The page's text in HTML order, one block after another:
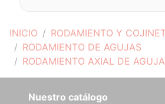
INICIO
RODAMIENTO Y
RODAMIENTO DE AGUJAS
RODAMIENTO AXIAL DE
Nuestro catálogo